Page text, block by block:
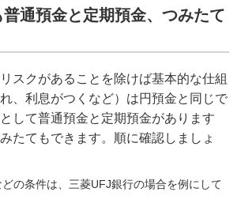
通預金と定期預金、つみたて
スクがあることを除けば基本的な仕組
、利息がつくなど）は円預金と同じで
して普通預金と定期預金があります
たてもできます。順に確認しましょ
の条件は、三菱UFJ銀行の場合を例にして